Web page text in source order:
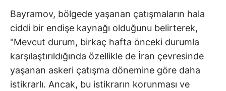
Bayramov, bölgede yaşanan çatışmaların hala
ciddi bir endişe kaynağı olduğunu belirterek,
"Mevcut durum, birkaç hafta önceki durumla
karşılaştırıldığında özellikle de İran çevresinde
yaşanan askeri çatışma dönemine göre daha
istikrarlı. Ancak, bu istikrarın korunması ve